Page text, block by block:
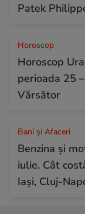
Patek
Horoscop
Horoscop
perioada 25
Vărsător
Bani și Afaceri
Benzina și
iulie. Cât
Iași, Cluj-